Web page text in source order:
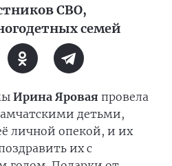
СВО,
семей
Ирина Яровая провела
детьми,
личной опекой, и их
их с